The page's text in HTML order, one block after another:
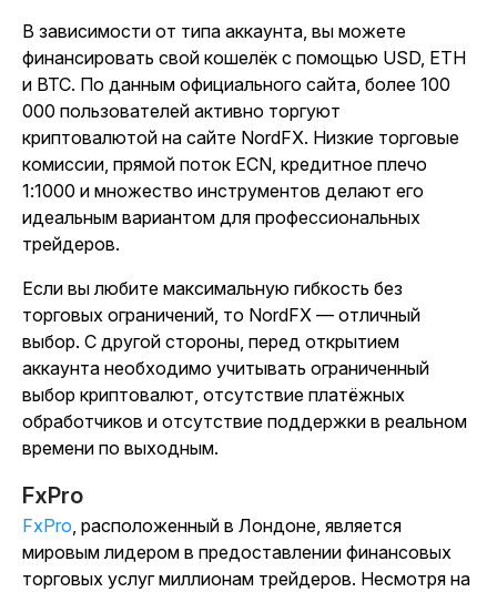
В зависимости от типа аккаунта, вы можете
финансировать свой кошелёк с помощью USD, ETH
и BTC. По данным официального сайта, более 100
000 пользователей активно торгуют
криптовалютой на сайте NordFX. Низкие торговые
комиссии, прямой поток ECN, кредитное плечо
1:1000 и множество инструментов делают его
идеальным вариантом для профессиональных
трейдеров.
Если вы любите максимальную гибкость без
торговых ограничений, то NordFX — отличный
выбор. С другой стороны, перед открытием
аккаунта необходимо учитывать ограниченный
выбор криптовалют, отсутствие платёжных
обработчиков и отсутствие поддержки в реальном
времени по выходным.
FxPro
FxPro, расположенный в Лондоне, является
мировым лидером в предоставлении финансовых
торговых услуг миллионам трейдеров. Несмотря на